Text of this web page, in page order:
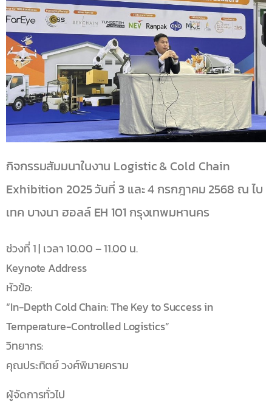
กิจกรรมสัมมนาในงาน Logistic & Cold Chain
Exhibition 2025 วันที่ 3 และ 4 กรกฎาคม 2568 ณ ไบ
เทค บางนา ฮอลล์ EH 101 กรุงเทพมหานคร
ช่วงที่ 1 | เวลา 10.00 – 11.00 น.
Keynote Address
หัวข้อ:
“In-Depth Cold Chain: The Key to Success in
Temperature-Controlled Logistics”
วิทยากร:
คุณประทิตย์ วงศ์พิมายคราม
ผู้จัดการทั่วไป